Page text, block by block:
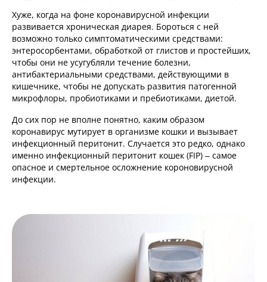
Хуже, когда на фоне коронавирусной инфекции
развивается хроническая диарея. Бороться с ней
возможно только симптоматическими средствами:
энтеросорбентами, обработкой от глистов и простейших,
чтобы они не усугубляли течение болезни,
антибактериальными средствами, действующими в
кишечнике, чтобы не допускать развития патогенной
микрофлоры, пробиотиками и пребиотиками, диетой.
До сих пор не вполне понятно, каким образом
коронавирус мутирует в организме кошки и вызывает
инфекционный перитонит. Случается это редко, однако
именно инфекционный перитонит кошек (FIP) – самое
опасное и смертельное осложнение короновирусной
инфекции.